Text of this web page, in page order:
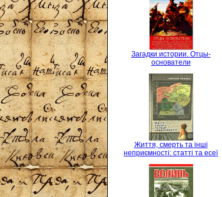
Загадки истории. Отцы-
основатели
Життя, смерть та інші
неприємності: статті та есеї